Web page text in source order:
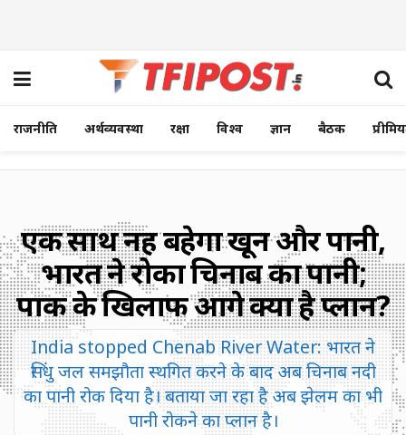
राजनीति अर्थव्यवस्था रक्षा विश्व ज्ञान बैठक
एक साथ नहीं बहेगा खून और पानी,
भारत ने रोका चिनाब का पानी;
पाक के खिलाफ आगे क्या है प्लान?
India stopped Chenab River Water: भारत ने
सिंधु जल समझौता स्थगित करने के बाद अब चिनाब नदी
का पानी रोक दिया है। बताया जा रहा है अब झेलम का भी
पानी रोकने का प्लान है।